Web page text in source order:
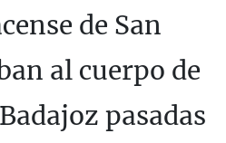
de San
al cuerpo de
pasadas